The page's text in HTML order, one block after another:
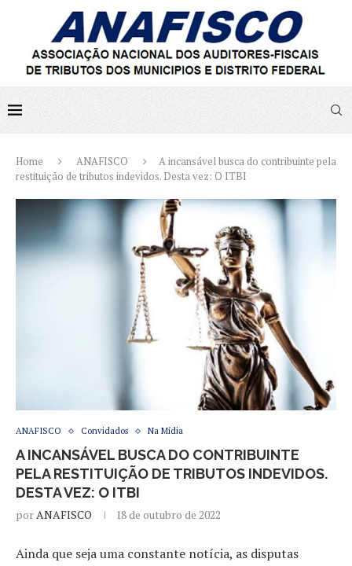
Home ANAFISCO
A incansável busca do contribuinte pela
restituição de tributos indevidos. Desta vez: O ITBI
ANAFISCO Convidados Na Mídia
A INCANSÁVEL BUSCA DO CONTRIBUINTE
PELA RESTITUIÇÃO DE TRIBUTOS INDEVIDOS.
DESTA VEZ: O ITBI
porANAFISCO 18 de outubro de 2022
Ainda que seja uma constante notícia, as disputas